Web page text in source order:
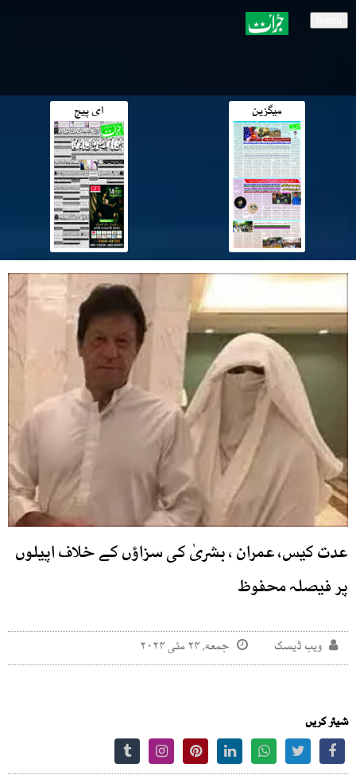
میگزین ای پیج
عدت کیس، عمران ، بشریٰ کی سزاؤں کے خلاف اپیلوں
پر فیصلہ محفوظ
ویب ڈیسک جمعه, ۲۴ مئی ۲۰۲۴
شیئر کریں